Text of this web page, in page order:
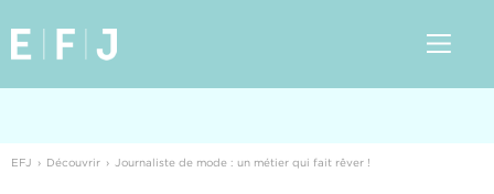
EFJ Découvrir Journaliste de mode : un métier qui fait rêver !